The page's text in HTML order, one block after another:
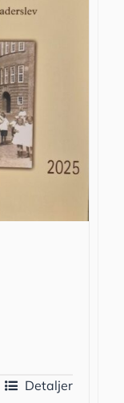
Detaljer